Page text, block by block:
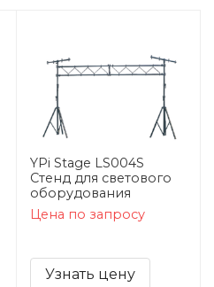
YPi Stage LS004S
Стенд для светового
оборудования
Цена по запросу
Узнать цену